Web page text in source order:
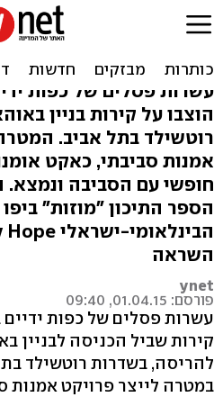
באלו הידיים:
עשרות פסלים של כפות
הוצבו על קירות בניין
רוטשילד בתל אביב.
אמנות סביבתי, כאקט
חופשי עם הסביבה ונמצא.
הספר התיכון "מוזות"
השראה
ynet
פורסם: 01.04.15, 09:40
עשרות פסלים של כפות ידיים
קירות שביל הכניסה לבניין
להריסה, בשדרות רוטשילד
במטרה לייצר פרויקט אמנות